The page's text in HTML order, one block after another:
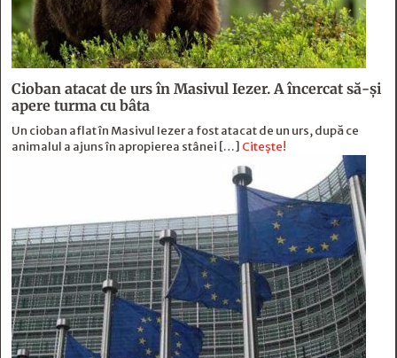
Cioban atacat de urs în Masivul Iezer. A încercat să-și
apere turma cu bâta
Un cioban aflat în Masivul Iezer a fost atacat de un urs, după ce
animalul a ajuns în apropierea stânei […] Citește!